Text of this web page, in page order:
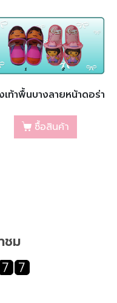
เท้าพื้นบางลายหน้าดอร่า
ซื้อสินค้า
ชม